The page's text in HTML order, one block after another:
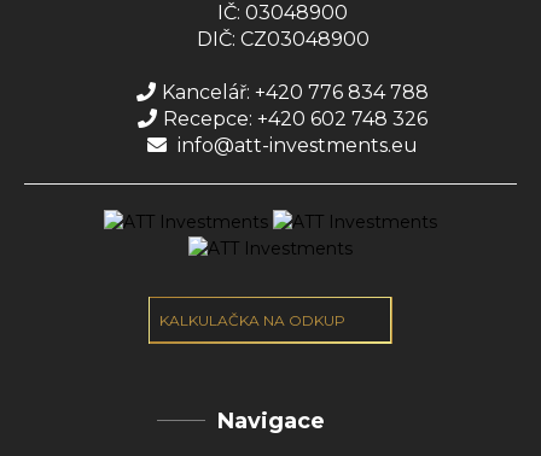
IČ: 03048900
DIČ: CZ03048900
Kancelář: +420 776 834 788
Recepce: +420 602 748 326
info@att-investments.eu
KALKULAČKA NA ODKUP
Navigace